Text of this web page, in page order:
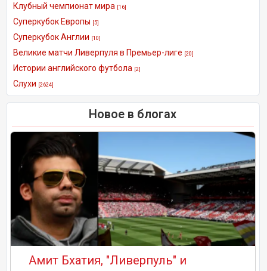
Клубный чемпионат мира [16]
Суперкубок Европы [5]
Суперкубок Англии [10]
Великие матчи Ливерпуля в Премьер-лиге [20]
Истории английского футбола [2]
Слухи [2624]
Новое в блогах
Амит Бхатия, "Ливерпуль" и